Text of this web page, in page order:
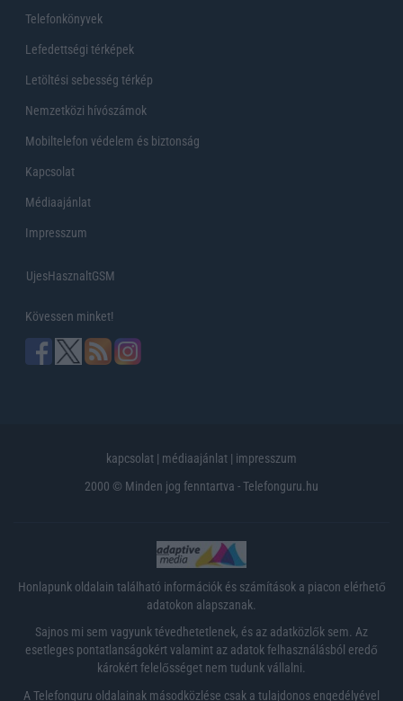
Telefonkönyvek
Lefedettségi térképek
Letöltési sebesség térkép
Nemzetközi hívószámok
Mobiltelefon védelem és biztonság
Kapcsolat
Médiaajánlat
Impresszum
UjesHasznaltGSM
Kövessen minket!
kapcsolat | médiaajánlat | impresszum
2000 © Minden jog fenntartva - Telefonguru.hu
Honlapunk oldalain található információk és számítások a piacon elérhető
adatokon alapszanak.
Sajnos mi sem vagyunk tévedhetetlenek, és az adatközlők sem. Az
esetleges pontatlanságokért valamint az adatok felhasználásból eredő
károkért felelősséget nem tudunk vállalni.
A Telefonguru oldalainak másodközlése csak a tulajdonos engedélyével